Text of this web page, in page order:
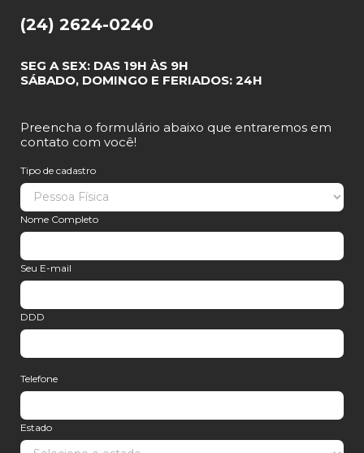
(24) 2624-0240
SEG A SEX: DAS 19H ÀS 9H
SÁBADO, DOMINGO E FERIADOS: 24H
Preencha o formulário abaixo que entraremos em
contato com você!
Tipo de cadastro
Nome Completo
Seu E-mail
DDD
Telefone
Estado